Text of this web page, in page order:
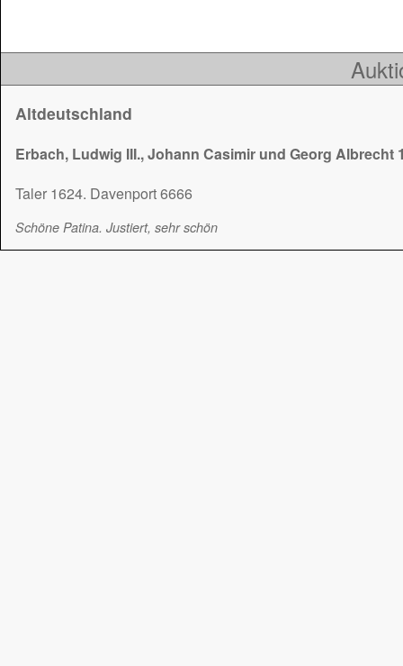
Altdeutschland
Erbach, Ludwig III., Johann Casimir und Georg Albrecht
Taler 1624. Davenport 6666
Schöne Patina. Justiert, sehr schön